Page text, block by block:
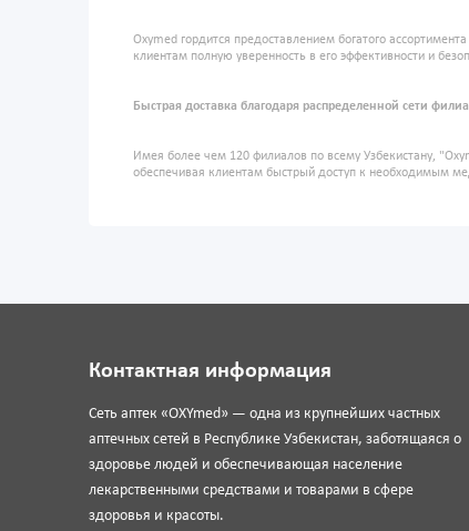
Oxymed гордится предоставлением богатого
клиентам полную уверенность в его эффективности и
Быстрая доставка благодаря распределенной сети
Имея более чем 120 филиалов по всему Узбекистану,
обеспечивая клиентам быстрый доступ к необходимым
Контактная информация
Сеть аптек «OXYmed» — одна из крупнейших частных
аптечных сетей в Республике Узбекистан, заботящаяся о
здоровье людей и обеспечивающая население
лекарственными средствами и товарами в сфере
здоровья и красоты.